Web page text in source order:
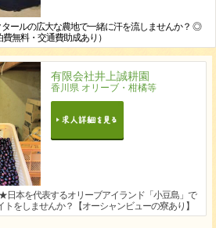
ールの広大な農地で一緒に汗を流しませんか？ ◎
無料・交通費助成あり）
有限会社井上誠耕園
香川県 オリーブ・柑橘等
本を代表するオリーブアイランド「小豆島」で
をしませんか？【オーシャンビューの寮あり】